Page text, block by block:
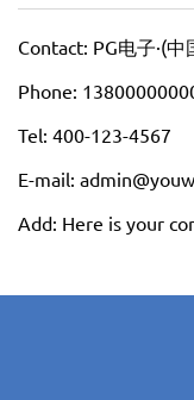
Contact: PG电子·(
Phone:
Tel: 400-123-4567
E-mail:
Add: Here is your